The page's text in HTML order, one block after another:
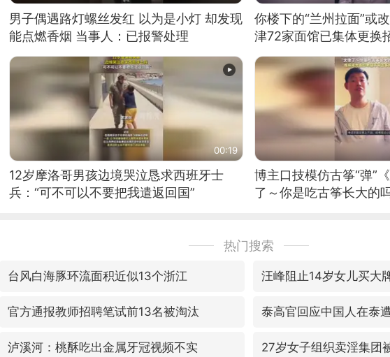
男子偶遇路灯螺丝发红 以为是小灯 却发现
能点燃香烟 当事人：已报警处理
你楼下的“兰州拉面”或
津72家面馆已集体更换
00:19
12岁摩洛哥男孩边境哭泣恳求西班牙士
兵：“可不可以不要把我遣返回国”
博主口技模仿古筝“弹”
了～你是吃古筝长大的
热门搜索
台风白海豚环流面积近似13个浙江 汪峰阻止14岁女儿买大
官方通报教师招聘笔试前13名被淘汰 泰高官回应中国人在泰
泸溪河：桃酥吃出金属牙冠视频不实 27岁女子组织卖淫集团